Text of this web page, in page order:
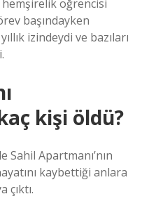
öğrencisi
başındayken
izindeydi ve bazıları
kişi öldü?
Sahil Apartmanı’nın
kaybettiği anlara